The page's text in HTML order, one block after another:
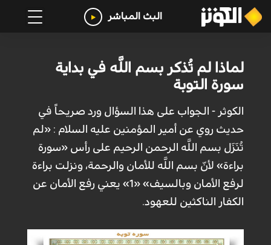
البث المباشر
لماذا لم تُذكر بسم اللَّه في بداية
سورة التوبة
الكوثر - الجواب على‏ هذا السؤال ورد صريحاً في
حديث روي عن أمير المؤمنين عليه السلام : «لم
تُنَزَل بسم اللَّه الرحمن الرحيم على‏ رأس «سورة
براءة» لأنّ بسم اللَّه للأمان والرحمة، ونزلت‏ براءة
لرفع الأمان وبالسيف» «1» يعني رفع الأمان عن
الكفار الناكثين للعهود.